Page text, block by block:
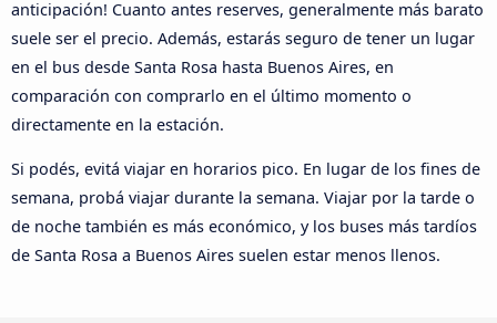
anticipación! Cuanto antes reserves, generalmente más barato
suele ser el precio. Además, estarás seguro de tener un lugar
en el bus desde Santa Rosa hasta Buenos Aires, en
comparación con comprarlo en el último momento o
directamente en la estación.
Si podés, evitá viajar en horarios pico. En lugar de los fines de
semana, probá viajar durante la semana. Viajar por la tarde o
de noche también es más económico, y los buses más tardíos
de Santa Rosa a Buenos Aires suelen estar menos llenos.